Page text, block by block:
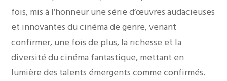
fois, mis à l’honneur une série d’œuvres audacieuses
et innovantes du cinéma de genre, venant
confirmer, une fois de plus, la richesse et la
diversité du cinéma fantastique, mettant en
lumière des talents émergents comme confirmés.